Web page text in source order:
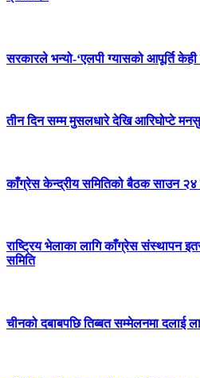
सरकारले भन्यो-‘एलपी ग्यासको आपूर्ति
तीन दिन सम्म मुसलधारे देखि आरिघोप्टे
काँग्रेस केन्द्रीय समितिको बैठक साउन
राष्ट्रिय भेलाका लागि काँग्रेस संस्थापन
समिति
चीनको दबाबपछि तिब्बत सम्मेलनमा दलाई